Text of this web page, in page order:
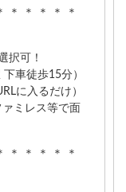
＊ ＊ ＊ ＊ ＊
択可！
車徒歩15分）
に入るだけ）
ミレス等で面
＊ ＊ ＊ ＊ ＊